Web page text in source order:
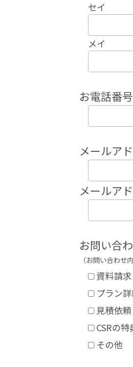
セイ
メイ
お電話番号
メールア
メールア
お問い合
（お問い合わ
資料請求
プラン
見積依頼
CSRの
その他